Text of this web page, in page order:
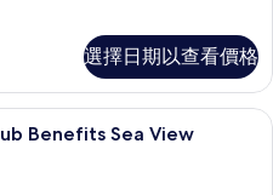
選擇日期以查看價格
Benefits Sea View